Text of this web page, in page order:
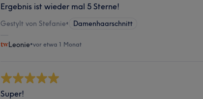
Ergebnis ist wieder mal 5 Sterne!
Gestylt von Stefanie• Damenhaarschnitt
Leonie•vor etwa 1 Monat
Super!